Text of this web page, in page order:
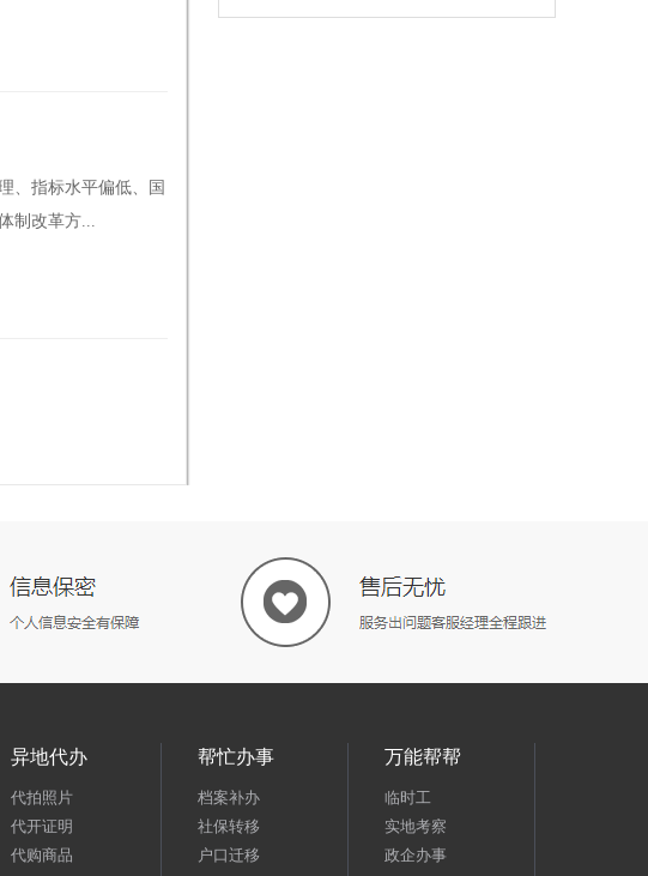
、指标水平偏低、国
制改革方...
异地代办
代拍照片
代开证明
代购商品
帮忙办事
档案补办
社保转移
户口迁移
万能帮帮
临时工
实地考察
政企办事